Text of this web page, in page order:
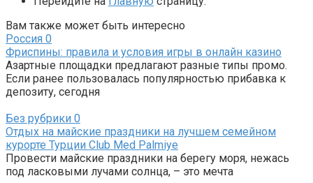
Вам также может быть интересно
Россия 0
Фриспины: правила и условия игры в онлайн казино
Азартные площадки предлагают разные типы промо.
Если ранее пользовалась популярностью прибавка к
депозиту, сегодня
Без рубрики 0
Отдых на майские праздники на лучшем семейном
курорте Турции Club Med Palmiye
Провести майские праздники на берегу моря, нежась
под ласковыми лучами солнца, – это мечта